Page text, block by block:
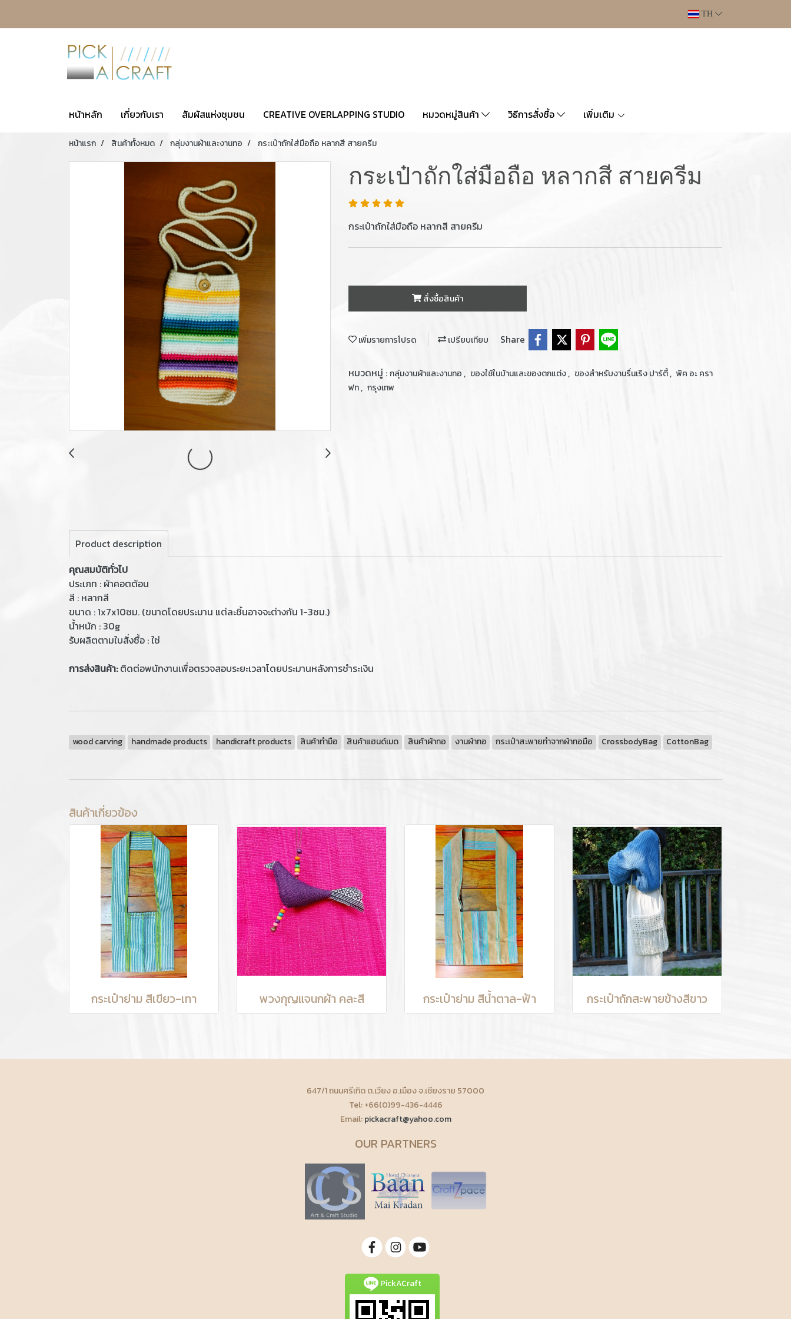
TH
หน้าหลัก เกี่ยวกับเรา สัมผัสแห่งชุมชน CREATIVE OVERLAPPING STUDIO หมวดหมู่สินค้า วิธีการสั่งซื้อ เพิ่มเติม
หน้าแรก สินค้าทั้งหมด กลุ่มงานผ้าและงานทอ กระเป๋าถักใส่มือถือ หลากสี สายครีม
กระเป๋าถักใส่มือถือ หลากสี สายครีม
กระเป๋าถักใส่มือถือ หลากสี สายครีม
สั่งซื้อสินค้า
เพิ่มรายการโปรด เปรียบเทียบ Share
หมวดหมู่ :กลุ่มงานผ้าและงานทอ , ของใช้ในบ้านและของตกแต่ง, ของสำหรับงานรื่นเริง ปาร์ตี้, พิค อะ ครา
ฟท, กรุงเทพ
Product description
คุณสมบัติทั่วไป
ประเภท : ผ้าคอตต้อน
สี : หลากสี
ขนาด : 1x7x10ซม. (ขนาดโดยประมาน แต่ละชิ้นอาจจะต่างกัน 1-3ซม.)
น้ำหนัก : 30g
รับผลิตตามใบสั่งซื้อ : ใช่
การส่งสินค้า:ติดต่อพนักงานเพื่อตรวจสอบระยะเวลาโดยประมานหลังการชำระเงิน
wood carving handmade products handicraft products สินค้าทำมือ สินค้าแฮนด์เมด สินค้าผ้าทอ งานผ้าทอ กระเป๋าสะพายทำจากผ้าทอมือ CrossbodyBag CottonBag
สินค้าเกี่ยวข้อง
กระเป๋าย่าม สีเขียว-เทา พวงกุญแจนกผ้า คละสี กระเป๋าย่าม สีน้ำตาล-ฟ้า กระเป๋าถักสะพายข้างสีขาว
647/1 ถนนศรีเกิด ต.เวียง อ.เมือง จ.เชียงราย 57000
Tel: +66(0)99-436-4446
Email:pickacraft@yahoo.com
OUR PARTNERS
PickACraft